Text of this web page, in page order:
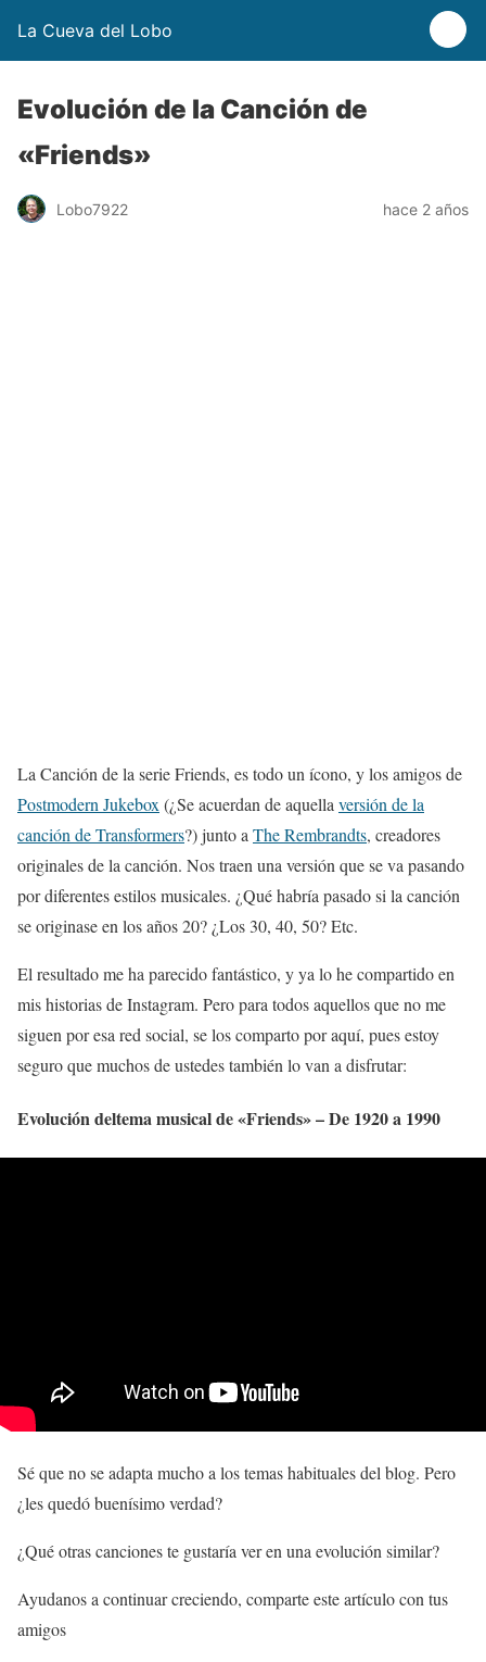
La Cueva del Lobo
Evolución de la Canción de
«Friends»
Lobo7922 hace 2 años
La Canción de la serie Friends, es todo un ícono, y los amigos de
Postmodern Jukebox (¿Se acuerdan de aquella versión de la
canción de Transformers?) junto a The Rembrandts, creadores
originales de la canción. Nos traen una versión que se va pasando
por diferentes estilos musicales. ¿Qué habría pasado si la canción
se originase en los años 20? ¿Los 30, 40, 50? Etc.
El resultado me ha parecido fantástico, y ya lo he compartido en
mis historias de Instagram. Pero para todos aquellos que no me
siguen por esa red social, se los comparto por aquí, pues estoy
seguro que muchos de ustedes también lo van a disfrutar:
Evolución deltema musical de «Friends» – De 1920 a 1990
Sé que no se adapta mucho a los temas habituales del blog. Pero
¿les quedó buenísimo verdad?
¿Qué otras canciones te gustaría ver en una evolución similar?
Ayudanos a continuar creciendo, comparte este artículo con tus
amigos